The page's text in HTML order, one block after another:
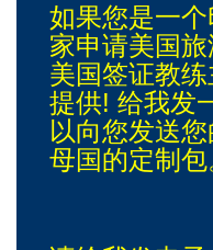
如果您是一
家申请美国
美国签证教
提供! 给我发
以向您发送
母国的定制包